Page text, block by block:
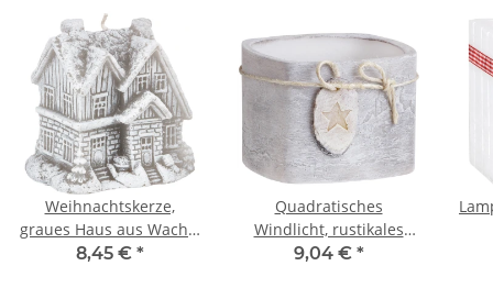
Weihnachtskerze,
graues Haus aus Wachs,
3D Motivkerze
8,45 € *
Quadratisches
Windlicht, rustikales
Design, jahrelang
9,04 € *